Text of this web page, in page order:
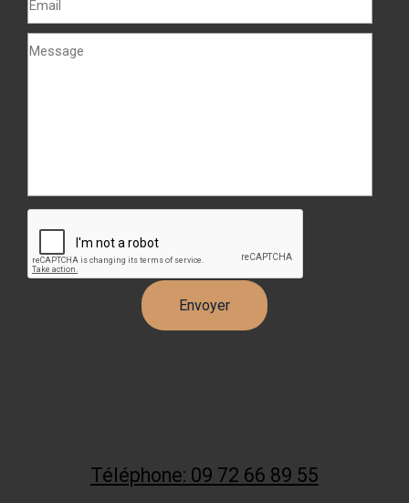
Téléphone: 09 72 66 89 55